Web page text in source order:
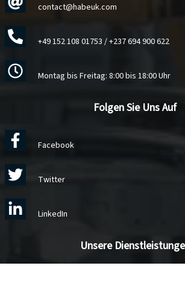
contact@habeuk.com
+49 152 108 01753 /+237 694 900 622
Montag bis Freitag: 8:00 bis 18:00 Uhr
Folgen Sie Uns Auf
Facebook
Twitter
LinkedIn
Unsere